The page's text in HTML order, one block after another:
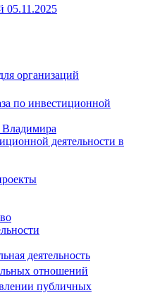
05.11.2025
организаций
по инвестиционной
деятельности в
деятельность
отношений
публичных